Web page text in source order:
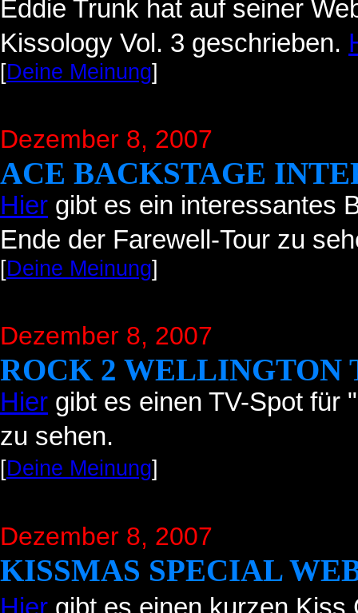
Eddie Trunk hat auf seiner
Kissology Vol. 3 geschrieben.
[Deine Meinung]
Dezember 8, 2007
ACE BACKSTAGE
Hier gibt es ein interessantes
Ende der Farewell-Tour zu
[Deine Meinung]
Dezember 8, 2007
ROCK 2 WELLINGTON
Hier gibt es einen TV-Spot für
zu sehen.
[Deine Meinung]
Dezember 8, 2007
KISSMAS SPECIAL